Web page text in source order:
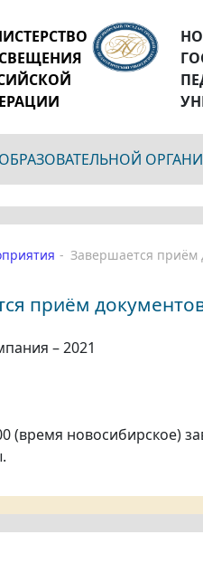
Завершается приём
приём
– 2021
(время новосибирское)